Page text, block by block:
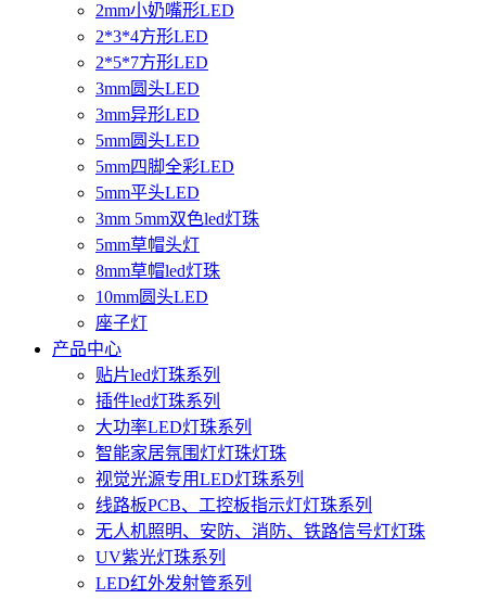
2mm小奶嘴形LED
2*3*4方形LED
2*5*7方形LED
3mm圆头LED
3mm异形LED
5mm圆头LED
5mm四脚全彩LED
5mm平头LED
3mm 5mm双色led灯珠
5mm草帽头灯
8mm草帽led灯珠
10mm圆头LED
座子灯
产品中心
贴片led灯珠系列
插件led灯珠系列
大功率LED灯珠系列
智能家居氛围灯灯珠灯珠
视觉光源专用LED灯珠系列
线路板PCB、工控板指示灯灯珠系列
无人机照明、安防、消防、铁路信号灯灯珠
UV紫光灯珠系列
LED红外发射管系列